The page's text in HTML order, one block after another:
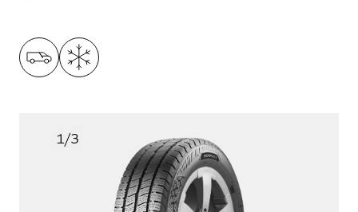
1/3